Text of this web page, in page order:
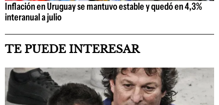
Inflación en Uruguay se mantuvo estable y quedó en 4,3%
interanual a julio
TE PUEDE INTERESAR